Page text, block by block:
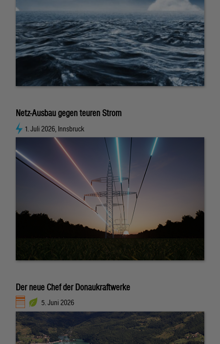
Netz-Ausbau gegen teuren Strom
1. Juli 2026, Innsbruck
Der neue Chef der Donaukraftwerke
5. Juni 2026